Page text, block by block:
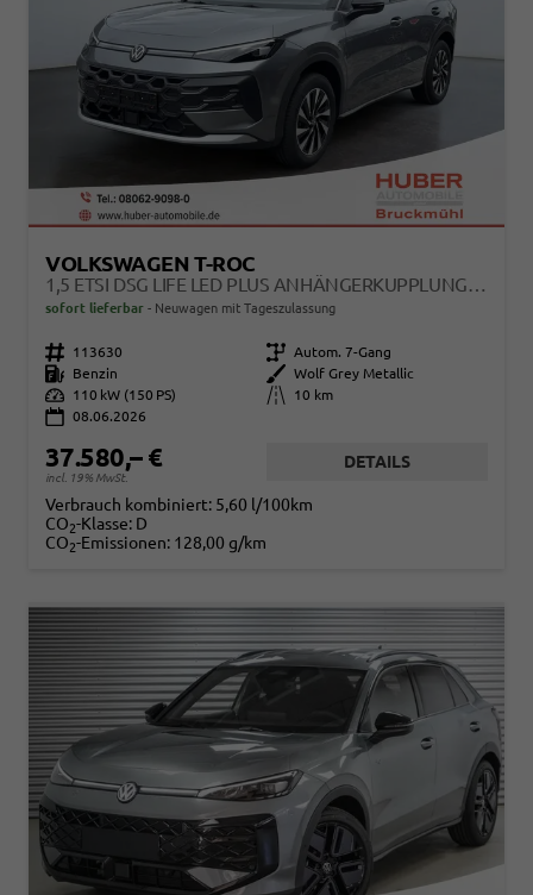
VOLKSWAGEN T-ROC
1,5 ETSI DSG LIFE LED PLUS ANHÄNGERKUPPLUNG NAVIGATION DIGITAL PRO SITZHEIZUNG BEHEIZTES LENKRAD 17 ZOLL ALU 5J GARANTIE
sofort lieferbar Neuwagen mit Tageszulassung
Fahrzeugnr. 113630 Getriebe Autom. 7-Gang
Kraftstoff
Benzin Außenfarbe
Wolf Grey Metallic
Leistung
110 kW (150 PS) Kilometerstand
10 km
08.06.2026
37.580,– €
incl. 19% MwSt.
DETAILS
Verbrauch kombiniert: 5,60 l/100km
CO2-Klasse: D
CO2-Emissionen: 128,00 g/km